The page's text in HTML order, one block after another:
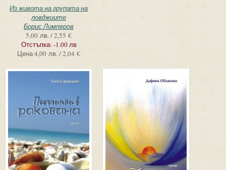
Из живота на групата на
ловджиите
Борис Лимперов
5,00 лв. / 2,55 €
Отстъпка: -1.00 лв
Цена4,00 лв. / 2,04 €